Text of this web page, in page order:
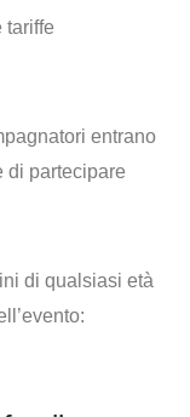
tariffe
entrano
di partecipare
di qualsiasi età